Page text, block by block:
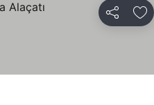
Partilhar